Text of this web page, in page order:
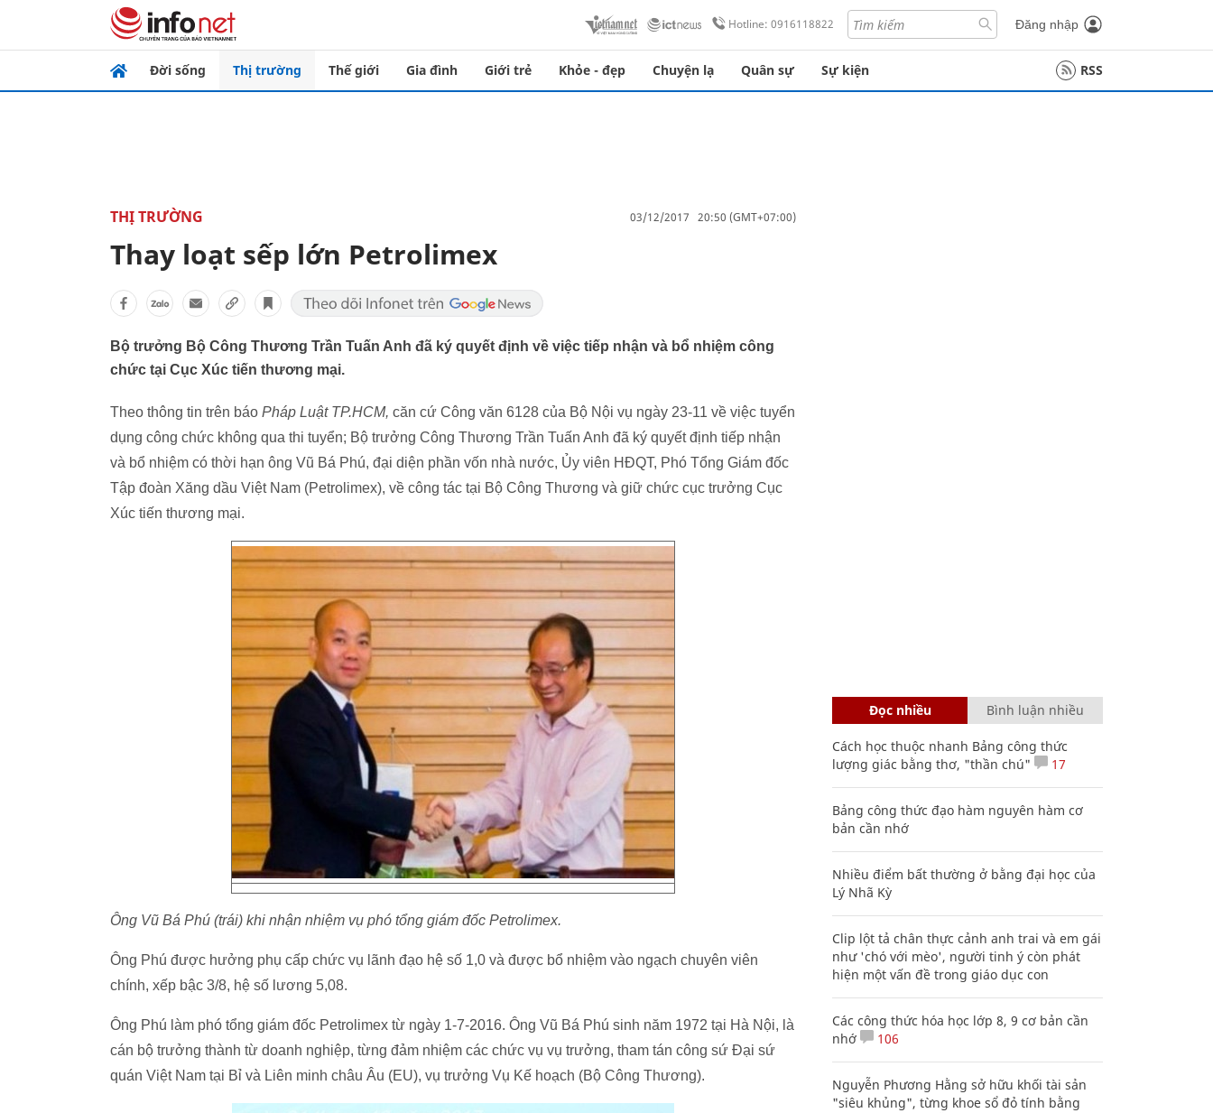
Hotline: 0916118822 Đăng nhập
Đời sống Thị trường Thế giới Gia đình Giới trẻ Khỏe - đẹp Chuyện lạ Quân sự Sự kiện RSS
THỊ TRƯỜNG 03/12/2017 20:50 (GMT+07:00)
Thay loạt sếp lớn Petrolimex
Bộ trưởng Bộ Công Thương Trần Tuấn Anh đã ký quyết định về việc tiếp nhận và bổ nhiệm công
chức tại Cục Xúc tiến thương mại.
Theo thông tin trên báo Pháp Luật TP.HCM, căn cứ Công văn 6128 của Bộ Nội vụ ngày 23-11 về việc tuyển
dụng công chức không qua thi tuyển; Bộ trưởng Công Thương Trần Tuấn Anh đã ký quyết định tiếp nhận
và bổ nhiệm có thời hạn ông Vũ Bá Phú, đại diện phần vốn nhà nước, Ủy viên HĐQT, Phó Tổng Giám đốc
Tập đoàn Xăng dầu Việt Nam (Petrolimex), về công tác tại Bộ Công Thương và giữ chức cục trưởng Cục
Xúc tiến thương mại.
Ông Vũ Bá Phú (trái) khi nhận nhiệm vụ phó tổng giám đốc Petrolimex.
Ông Phú được hưởng phụ cấp chức vụ lãnh đạo hệ số 1,0 và được bổ nhiệm vào ngạch chuyên viên
chính, xếp bậc 3/8, hệ số lương 5,08.
Ông Phú làm phó tổng giám đốc Petrolimex từ ngày 1-7-2016. Ông Vũ Bá Phú sinh năm 1972 tại Hà Nội, là
cán bộ trưởng thành từ doanh nghiệp, từng đảm nhiệm các chức vụ vụ trưởng, tham tán công sứ Đại sứ
quán Việt Nam tại Bỉ và Liên minh châu Âu (EU), vụ trưởng Vụ Kế hoạch (Bộ Công Thương).
Đọc nhiều Bình luận nhiều
Cách học thuộc nhanh Bảng công thức
lượng giác bằng thơ, "thần chú"
17
Bảng công thức đạo hàm nguyên hàm cơ
bản cần nhớ
Nhiều điểm bất thường ở bằng đại học của
Lý Nhã Kỳ
Clip lột tả chân thực cảnh anh trai và em gái
như 'chó với mèo', người tinh ý còn phát
hiện một vấn đề trong giáo dục con
Các công thức hóa học lớp 8, 9 cơ bản cần
nhớ
106
Nguyễn Phương Hằng sở hữu khối tài sản
"siêu khủng", từng khoe sổ đỏ tính bằng